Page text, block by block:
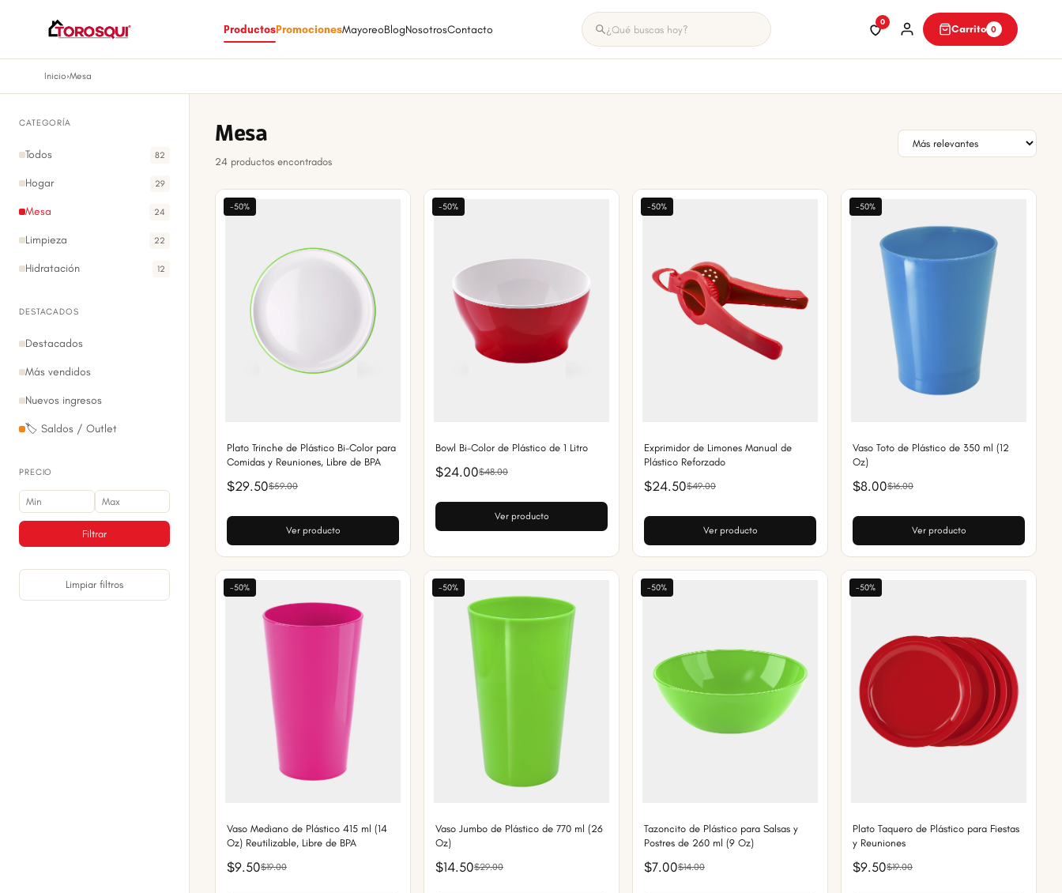
ProductosPromocionesMayoreoBlogNosotrosContacto
0
Carrito 0
Inicio›Mesa
CATEGORÍA
Todos 82
Hogar 29
Mesa 24
Limpieza 22
Hidratación 12
DESTACADOS
Destacados
Más vendidos
Nuevos ingresos
🏷️ Saldos / Outlet
PRECIO
Filtrar
Limpiar filtros
Mesa
24 productos encontrados
-50%
Plato Trinche de Plástico Bi-Color para
Comidas y Reuniones, Libre de BPA
$29.50$59.00
Ver producto
-50%
Bowl Bi-Color de Plástico de 1 Litro
$24.00$48.00
Ver producto
-50%
Exprimidor de Limones Manual de
Plástico Reforzado
$24.50$49.00
Ver producto
-50%
Vaso Toto de Plástico de 350 ml (12
Oz)
$8.00$16.00
Ver producto
-50%
Vaso Mediano de Plástico 415 ml (14
Oz) Reutilizable, Libre de BPA
$9.50$19.00
-50%
Vaso Jumbo de Plástico de 770 ml (26
Oz)
$14.50$29.00
-50%
Tazoncito de Plástico para Salsas y
Postres de 260 ml (9 Oz)
$7.00$14.00
-50%
Plato Taquero de Plástico para Fiestas
y Reuniones
$9.50$19.00